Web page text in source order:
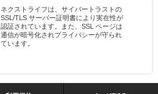
ネクストライフは、サイバートラストの
SSL/TLS サーバー証明書により実在性が
認証されています。また、SSL ページは
通信が暗号化されプライバシーが守られ
ています。